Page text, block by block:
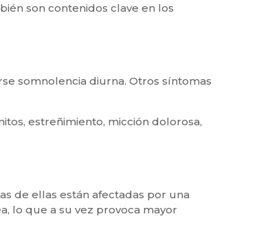
son contenidos clave en los
somnolencia diurna. Otros síntomas
estreñimiento, micción dolorosa,
de ellas están afectadas por una
lo que a su vez provoca mayor